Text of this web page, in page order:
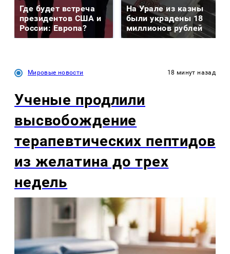
Где будет встреча
президентов США и
России: Европа?
На Урале из казны
были украдены 18
миллионов рублей
Мировые новости 18 минут назад
Ученые продлили
высвобождение
терапевтических пептидов
из желатина до трех
недель